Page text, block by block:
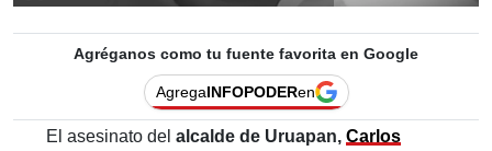
Agréganos como tu fuente favorita en Google
AgregaINFOPODERen
El asesinato del alcalde de Uruapan, Carlos